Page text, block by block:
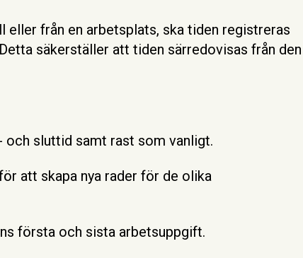
eller från en arbetsplats, ska tiden registreras
säkerställer att tiden särredovisas från den
och sluttid samt rast som vanligt.
att skapa nya rader för de olika
första och sista arbetsuppgift.